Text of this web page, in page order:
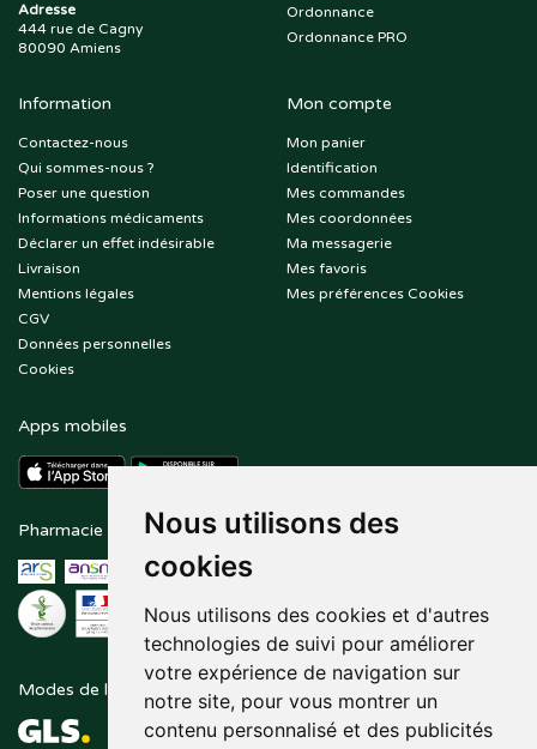
Nous utilisons des
cookies
Nous utilisons des cookies et d'autres
technologies de suivi pour améliorer
votre expérience de navigation sur
notre site, pour vous montrer un
contenu personnalisé et des publicités
Adresse
444 rue de Cagny
80090 Amiens
Ordonnance
Ordonnance PRO
Information
Contactez-nous
Qui sommes-nous ?
Poser une question
Informations médicaments
Déclarer un effet indésirable
Livraison
Mentions légales
CGV
Données personnelles
Cookies
Mon compte
Mon panier
Identification
Mes commandes
Mes coordonnées
Ma messagerie
Mes favoris
Mes préférences Cookies
Apps mobiles
Pharmacie en ligne agréée Paiement sécurisé
Modes de livraison Suivez-nous sur